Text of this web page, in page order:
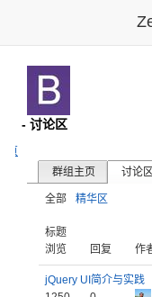
- 讨论区
页
群组主页
讨论区
全部
精华区
标题
浏览
回复 作
jQuery UI简介与实践